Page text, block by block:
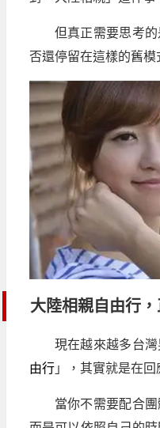
但真正需要思考
否還停留在這樣的舊模
大陸相親自由行
現在越來越多台
由行」，其實就是在回
當你不需要配合